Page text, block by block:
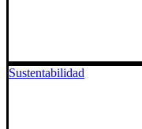
Sustentabilidad